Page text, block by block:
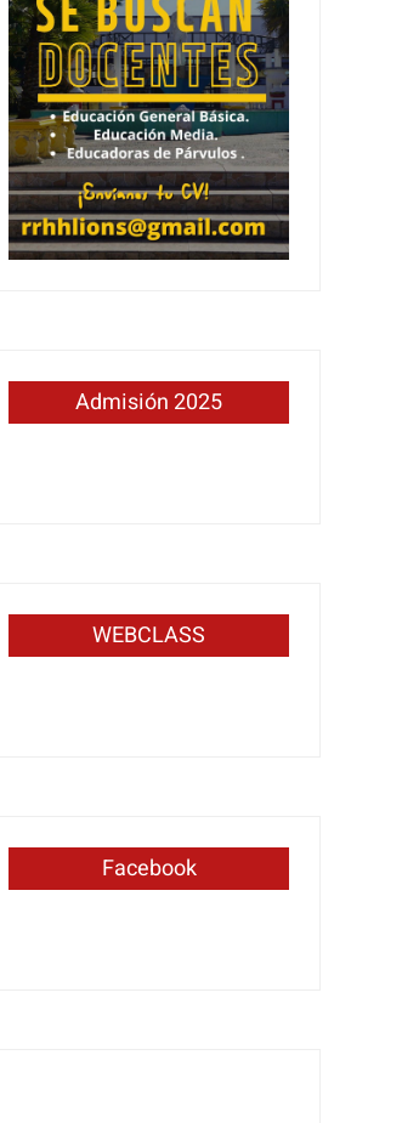
Admisión 2025
WEBCLASS
Facebook